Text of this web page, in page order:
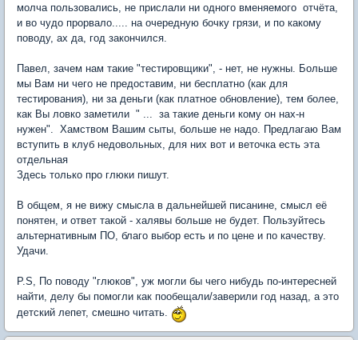
молча пользовались, не прислали ни одного вменяемого отчёта,
и во чудо прорвало..... на очередную бочку грязи, и по какому
поводу, ах да, год закончился.
Павел, зачем нам такие "тестировщики", - нет, не нужны. Больше
мы Вам ни чего не предоставим, ни бесплатно (как для
тестирования), ни за деньги (как платное обновление), тем более,
как Вы ловко заметили " ... за такие деньги кому он нах-н
нужен". Хамством Вашим сыты, больше не надо. Предлагаю Вам
вступить в клуб недовольных, для них вот и веточка есть эта
отдельная
Здесь только про глюки пишут.
В общем, я не вижу смысла в дальнейшей писанине, смысл её
понятен, и ответ такой - халявы больше не будет. Пользуйтесь
альтернативным ПО, благо выбор есть и по цене и по качеству.
Удачи.
P.S, По поводу "глюков", уж могли бы чего нибудь по-интересней
найти, делу бы помогли как пообещали/заверили год назад, а это
детский лепет, смешно читать.